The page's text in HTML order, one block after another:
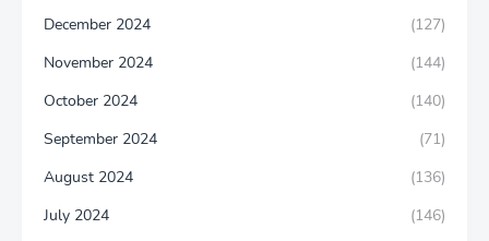
December 2024
(127)
November 2024
(144)
October 2024
(140)
September 2024
(71)
August 2024
(136)
July 2024
(146)